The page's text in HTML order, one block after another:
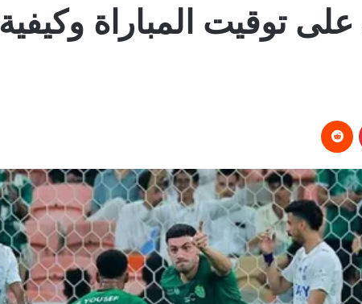
على توقيت المباراة وكيفية
بينتيريست